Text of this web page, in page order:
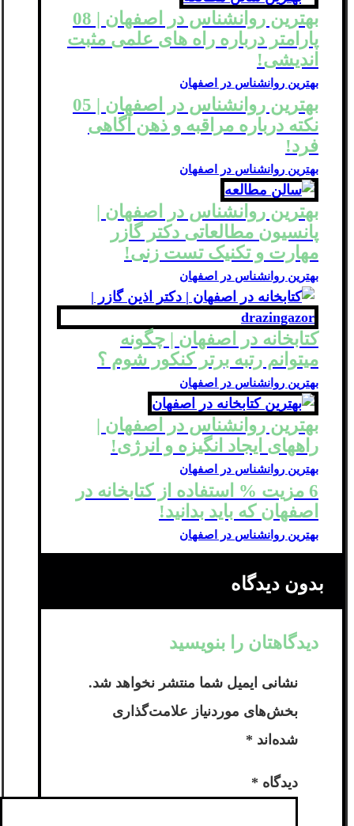
بهترین روانشناس در اصفهان | 08
پارامتر درباره راه های علمی مثبت
اندیشی!
بهترین روانشناس در اصفهان
بهترین روانشناس در اصفهان | 05
نکته درباره مراقبه و ذهن آگاهی
فرد!
بهترین روانشناس در اصفهان
بهترین روانشناس در اصفهان |
پانسیون مطالعاتی دکتر گازر
مهارت و تکنیک تست زنی!
بهترین روانشناس در اصفهان
کتابخانه در اصفهان | چگونه
میتوانم رتبه برتر کنکور شوم ؟
بهترین روانشناس در اصفهان
بهترین روانشناس در اصفهان |
راههای ایجاد انگیزه و انرژی!
بهترین روانشناس در اصفهان
6 مزیت % استفاده از کتابخانه در
اصفهان که باید بدانید!
بهترین روانشناس در اصفهان
بدون دیدگاه
دیدگاهتان را بنویسید
نشانی ایمیل شما منتشر نخواهد شد.
بخش‌های موردنیاز علامت‌گذاری
شده‌اند *
دیدگاه *